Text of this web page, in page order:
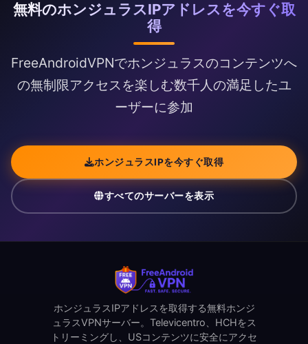
無料のホンジュラスIPアドレスを今すぐ取
得
FreeAndroidVPNでホンジュラスのコンテンツへ
の無制限アクセスを楽しむ数千人の満足したユ
ーザーに参加
ホンジュラスIPを今すぐ取得
すべてのサーバーを表示
ホンジュラスIPアドレスを取得する無料ホンジ
ュラスVPNサーバー。Televicentro、HCHをス
トリーミングし、USコンテンツに安全にアクセ